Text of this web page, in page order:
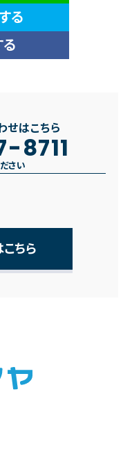
る
せはこちら
8711
さい
ちら